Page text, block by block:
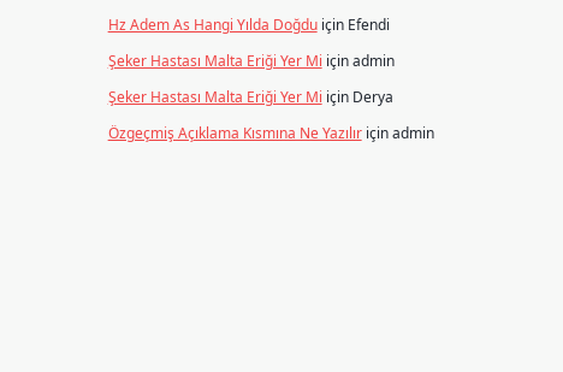
Hz Adem As Hangi Yılda Doğduiçin Efendi
Şeker Hastası Malta Eriği Yer Mi içinadmin
Şeker Hastası Malta Eriği Yer Mi için Derya
Özgeçmiş Açıklama Kısmına Ne Yazılıriçinadmin